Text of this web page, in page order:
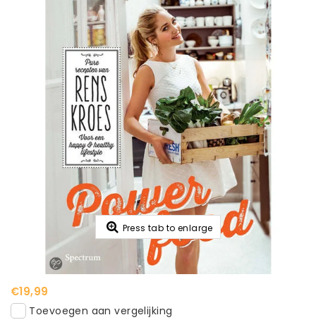
Press tab to enlarge
€19,99
Toevoegen aan vergelijking